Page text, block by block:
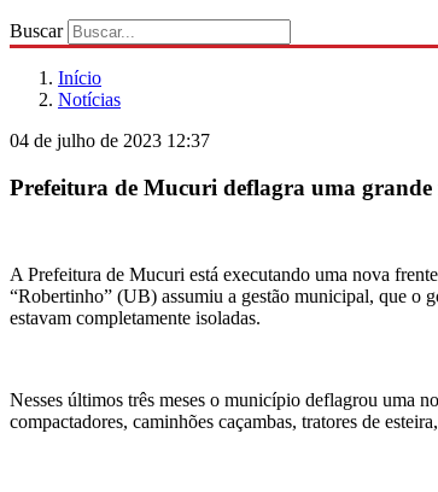
Buscar
Início
Notícias
04 de julho de 2023 12:37
Prefeitura de Mucuri deflagra uma
A Prefeitura de Mucuri está executando uma nova
“Robertinho” (UB) assumiu a gestão municipal, que o
estavam completamente isoladas.
Nesses últimos três meses o município deflagrou uma
compactadores, caminhões caçambas, tratores de